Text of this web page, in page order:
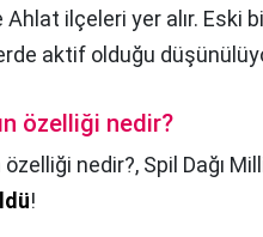
ilçeleri yer alır. Eski
aktif olduğu
özelliği nedir?
özelliği nedir?, Spil Dağı
!